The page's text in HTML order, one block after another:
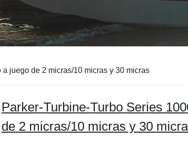
juego de 2 micras/10 micras y 30 micras
Parker-Turbine-Turbo Series
de 2 micras/10 micras y 30